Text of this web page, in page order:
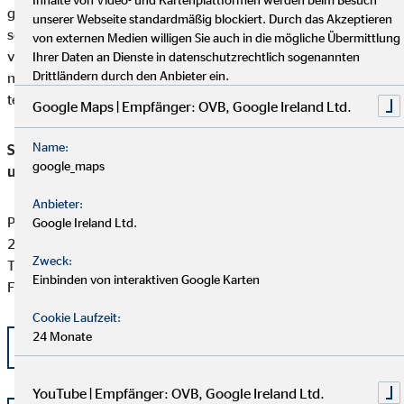
gefunden werden kann, ist unser Unternehmen bereit und
sofern die Kundenbeschwerde Versicherungsprodukte betrifft,
verpflichtet, an einem Streitbeilegungsverfahren vor der
nachstehenden anerkannten Verbraucherschlichtungsstelle
teilzunehmen:
Schlichtungsstelle für gewerbliche Versicherungs-, Anlage-
und Kreditvermittlung
Postfach 101424
20009 Hamburg
Tel: +49 (0) 40 -696 508 - 90
Fax: +49 (0) 40 - 696 508 -91
unserer Webseite standardmäßig blockiert. Durch das Akzeptieren
von externen Medien willigen Sie auch in die mögliche Übermittlung
Ihrer Daten an Dienste in datenschutzrechtlich sogenannten
Drittländern durch den Anbieter ein.
Google Maps | Empfänger: OVB, Google Ireland Ltd.
Name:
google_maps
Anbieter:
Google Ireland Ltd.
Zweck:
Einbinden von interaktiven Google Karten
Cookie Laufzeit:
24 Monate
YouTube | Empfänger: OVB, Google Ireland Ltd.